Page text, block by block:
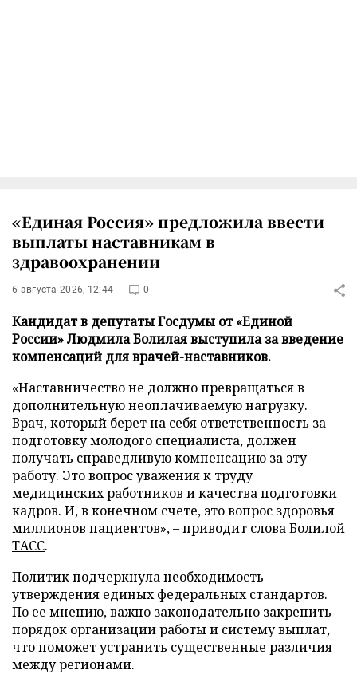
«Единая Россия» предложила ввести
выплаты наставникам в
здравоохранении
6 августа 2026, 12:44 0
Кандидат в депутаты Госдумы от «Единой
России» Людмила Болилая выступила за введение
компенсаций для врачей-наставников.
«Наставничество не должно превращаться в
дополнительную неоплачиваемую нагрузку.
Врач, который берет на себя ответственность за
подготовку молодого специалиста, должен
получать справедливую компенсацию за эту
работу. Это вопрос уважения к труду
медицинских работников и качества подготовки
кадров. И, в конечном счете, это вопрос здоровья
миллионов пациентов», – приводит слова Болилой
ТАСС.
Политик подчеркнула необходимость
утверждения единых федеральных стандартов.
По ее мнению, важно законодательно закрепить
порядок организации работы и систему выплат,
что поможет устранить существенные различия
между регионами.